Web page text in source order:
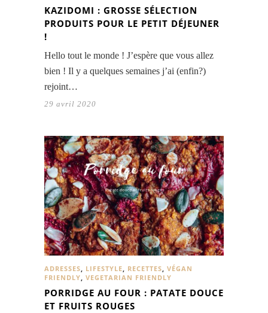
KAZIDOMI : GROSSE SÉLECTION
PRODUITS POUR LE PETIT DÉJEUNER
!
Hello tout le monde ! J’espère que vous allez
bien ! Il y a quelques semaines j’ai (enfin?)
rejoint…
29 avril 2020
ADRESSES, LIFESTYLE, RECETTES, VÉGAN
FRIENDLY, VEGETARIAN FRIENDLY
PORRIDGE AU FOUR : PATATE DOUCE
ET FRUITS ROUGES